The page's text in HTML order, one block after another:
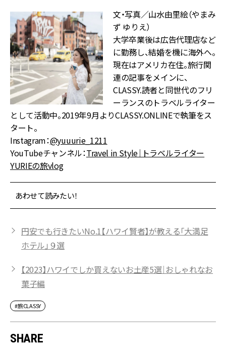
文・写真／山水由里絵（やまみ
ず ゆりえ）
大学卒業後は広告代理店など
に勤務し、結婚を機に海外へ。
現在はアメリカ在住。旅行関
連の記事をメインに、
CLASSY.読者と同世代のフリ
ーランスのトラベルライター
として活動中。2019年9月よりCLASSY.ONLINEで執筆をス
タート。
Instagram：@yuuurie_1211
YouTubeチャンネル：Travel in Style｜トラベルライター
YURIEの旅vlog
あわせて読みたい！
円安でも行きたいNo.1【ハワイ賢者】が教える「大満足
ホテル」９選
【2023】ハワイでしか買えないお土産5選｜おしゃれなお
菓子編
#旅CLASSY
SHARE